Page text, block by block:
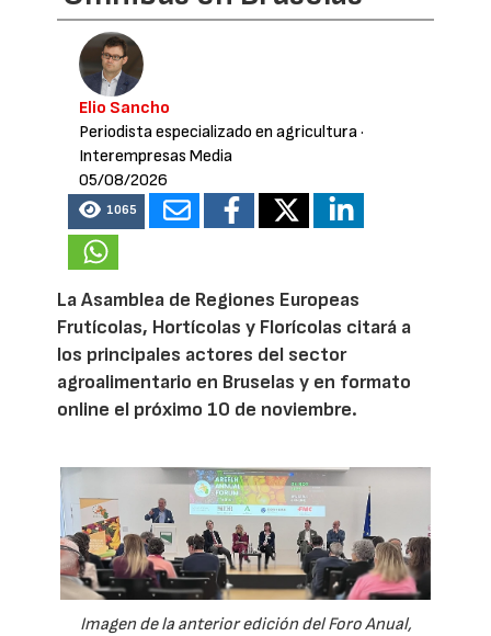
Elio Sancho
Periodista especializado en agricultura·
Interempresas Media
05/08/2026
1065
La Asamblea de Regiones Europeas
Frutícolas, Hortícolas y Florícolas citará a
los principales actores del sector
agroalimentario en Bruselas y en formato
online el próximo 10 de noviembre.
Imagen de la anterior edición del Foro Anual,